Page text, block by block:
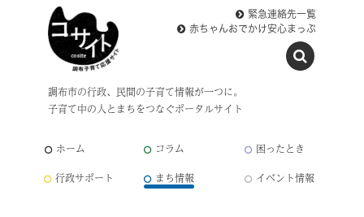
調布市の行政、民間の子育て情報が一つに。
子育て中の人とまちをつなぐポータルサイト
緊急連絡先一覧
赤ちゃんおでかけ安心まっぷ
ホーム コラム
困ったとき
行政サポート
まち情報 イベント情報